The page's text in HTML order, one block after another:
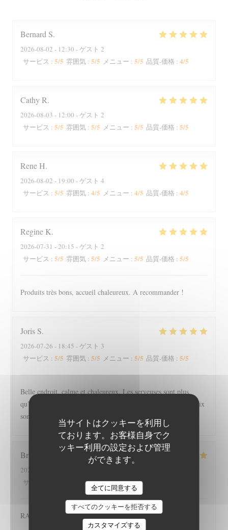
当サイトはクッキーを利用し
ております。お客様自身でク
ッキー利用の設定および管理
ができます。
全てに同意する
すべてのクッキーを拒否する
カスタマイズする
Bernard S
2026-08-02 - 12:30 - ゲスト 2
サービス : 5/5 雰囲気 : 5/5 メニュー : 5/5 品質-価格 : 4/5
CathyR
2026-08-03 - 12:00 - ゲスト 2
サービス : 5/5 雰囲気 : 5/5 メニュー : 5/5 品質-価格 : 5/5
ReneH
2026-08-02 - 19:00 - ゲスト 4
サービス : 5/5 雰囲気 : 4/5 メニュー : 4/5 品質-価格 : 4/5
Regine K
2026-07-31 - 20:15 - ゲスト 2
サービス : 5/5 雰囲気 : 5/5 メニュー : 5/5 品質-価格 : 5/5
Produits très bons, accueil chaleureux. A recommander !
Joris S
2026-07-26 - 18:45 - ゲスト 3
サービス : 5/5 雰囲気 : 5/5 メニュー : 5/5 品質-価格 : 5/5
Belle endroit, calme et chaleureux. Les serveuses sont plus
qu’agréable et souriante. Nous y avons très bien mangé, les prix
sont raisonnable pour la qualité des plats, nous reviendrons
Bruno
2026-07-26
サービス
雰囲気:4/5 メニュー:5/5
RAS